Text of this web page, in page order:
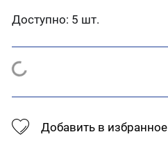
Доступно: 5 шт.
Добавить в избранное